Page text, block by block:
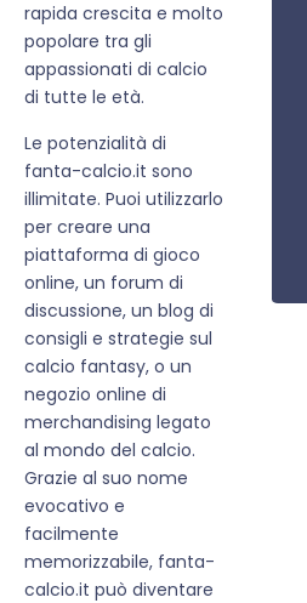
rapida crescita e molto
popolare tra gli
appassionati di calcio
di tutte le età.
Le potenzialità di
fanta-calcio.it sono
illimitate. Puoi utilizzarlo
per creare una
piattaforma di gioco
online, un forum di
discussione, un blog di
consigli e strategie sul
calcio fantasy, o un
negozio online di
merchandising legato
al mondo del calcio.
Grazie al suo nome
evocativo e
facilmente
memorizzabile, fanta-
calcio.it può diventare